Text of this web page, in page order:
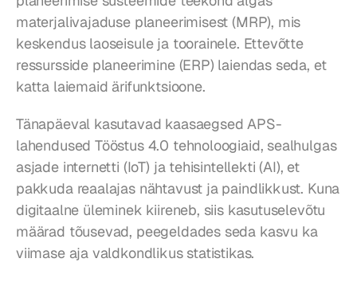
materjalivajaduse planeerimisest (MRP), mis
keskendus laoseisule ja toorainele. Ettevõtte
ressursside planeerimine (ERP) laiendas seda, et
katta laiemaid ärifunktsioone.
Tänapäeval kasutavad kaasaegsed APS-
lahendused Tööstus 4.0 tehnoloogiaid, sealhulgas
asjade internetti (IoT) ja tehisintellekti (AI), et
pakkuda reaalajas nähtavust ja paindlikkust. Kuna
digitaalne üleminek kiireneb, siis kasutuselevõtu
määrad tõusevad, peegeldades seda kasvu ka
viimase aja valdkondlikus statistikas.